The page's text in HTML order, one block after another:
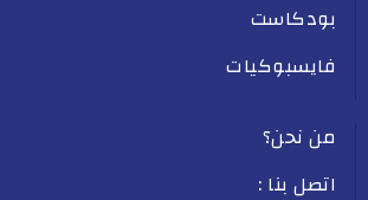
بودكاست
فايسبوكيات
من نحن؟
اتصل بنا :